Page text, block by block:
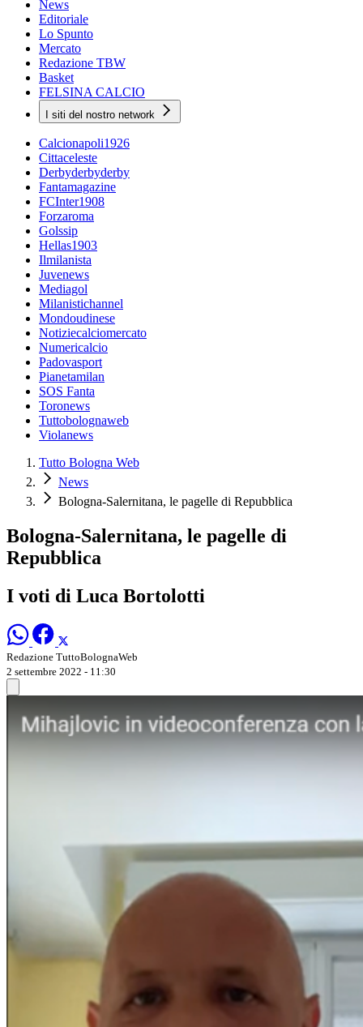
News
Editoriale
Lo Spunto
Mercato
Redazione TBW
Basket
FELSINA CALCIO
I siti del nostro network
Calcionapoli1926
Cittaceleste
Derbyderbyderby
Fantamagazine
FCInter1908
Forzaroma
Golssip
Hellas1903
Ilmilanista
Juvenews
Mediagol
Milanistichannel
Mondoudinese
Notiziecalciomercato
Numericalcio
Padovasport
Pianetamilan
SOS Fanta
Toronews
Tuttobolognaweb
Violanews
Tutto Bologna Web
News
Bologna-Salernitana, le pagelle di Repubblica
Bologna-Salernitana, le pagelle di
Repubblica
I voti di Luca Bortolotti
Redazione TuttoBolognaWeb
2 settembre 2022 - 11:30